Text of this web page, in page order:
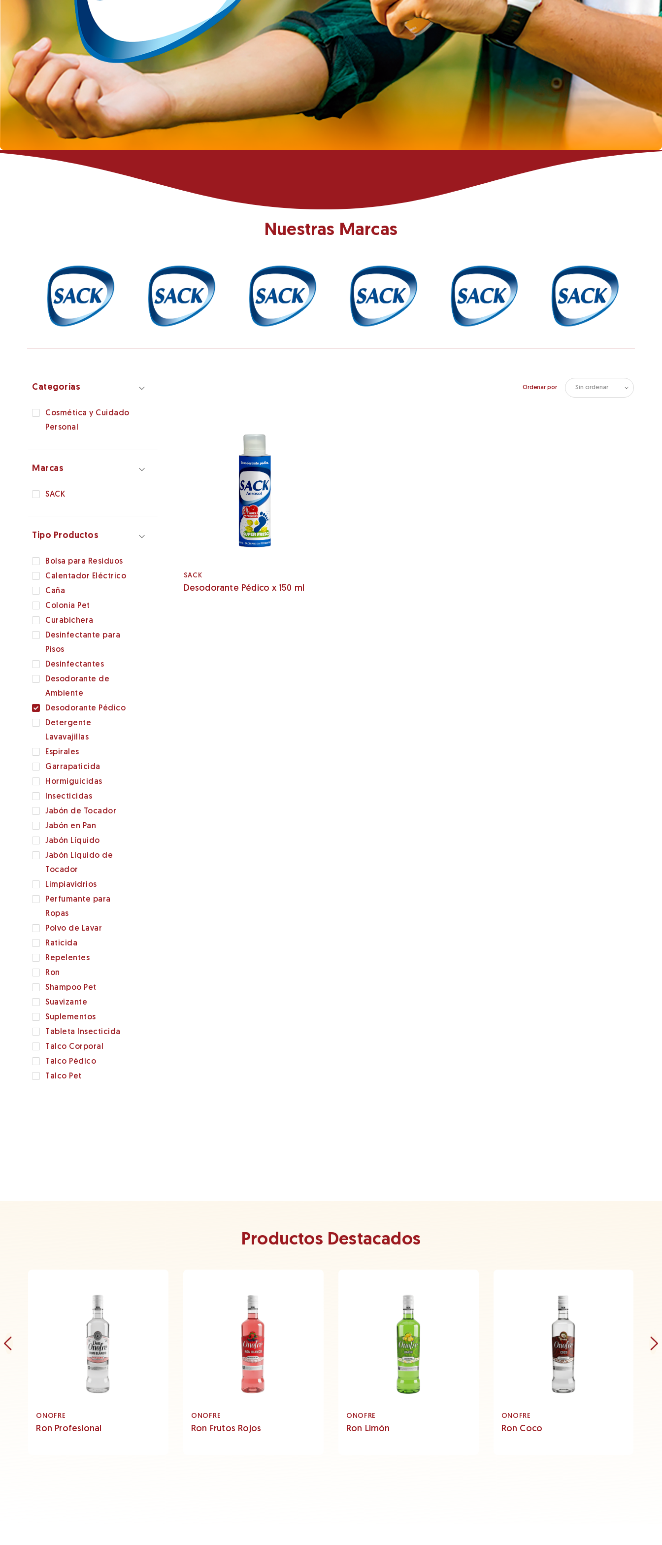
Nuestras Marcas
Categorías
Cosmética y Cuidado
Personal
Marcas
SACK
Tipo Productos
Bolsa para Residuos
Calentador Eléctrico
Caña
Colonia Pet
Curabichera
Desinfectante para
Pisos
Desinfectantes
Desodorante de
Ambiente
Desodorante Pédico
Detergente
Lavavajillas
Espirales
Garrapaticida
Hormiguicidas
Insecticidas
Jabón de Tocador
Jabón en Pan
Jabón Líquido
Jabón Líquido de
Tocador
Limpiavidrios
Perfumante para
Ropas
Polvo de Lavar
Raticida
Repelentes
Ron
Shampoo Pet
Suavizante
Suplementos
Tableta Insecticida
Talco Corporal
Talco Pédico
Talco Pet
Ordenar por
SACK
Desodorante Pédico x 150 ml
Productos Destacados
ONOFRE
Ron Profesional
ONOFRE
Ron Frutos Rojos
ONOFRE
Ron Limón
ONOFRE
Ron Coco